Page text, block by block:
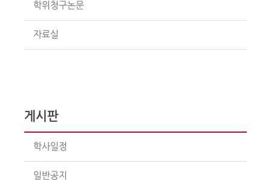
학위청구논문
자료실
게시판
학사일정
일반공지